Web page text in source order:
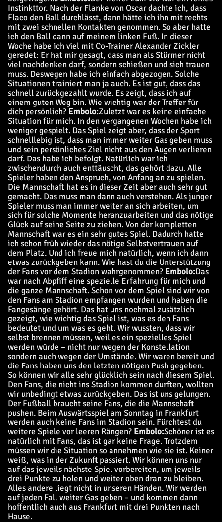
Instinkttor. Nach der Flanke von Oscar dachte ich, dass
Flaco den Ball durchlässt, dann hätte ich ihn mit rechts
mit zwei schnellen Kontakten genommen. So aber hatte
ich den Ball dann auf meinem linken Fuß. In dieser
Woche habe ich viel mit Co-Trainer Alexander Zickler
geredet: Er hat mir gesagt, dass man als Stürmer nicht
viel nachdenken darf, sondern schießen und sich trauen
muss. Deswegen habe ich einfach abgezogen. Solche
Situationen trainiert man ja auch. Es ist gut, dass das
schnell zurückgezahlt wurde. Es zeigt, dass ich auf
einem guten Weg bin.Wie wichtig war der Treffer für
dich persönlich? Embolo:Zuletzt war es keine einfache
Situation für mich. In den vergangenen Wochen habe ich
weniger gespielt. Das Spiel zeigt aber, dass der Sport
schnelllebig ist, dass man immer weiter Gas geben muss
und sein persönliches Ziel nicht aus den Augen verlieren
darf. Das habe ich befolgt. Natürlich war ich
zwischendurch auch enttäuscht, das gehört dazu. Alle
Spieler haben den Anspruch, von Anfang an zu spielen.
Die Mannschaft hat es in dieser Zeit aber auch sehr gut
gemacht. Das muss man dann auch verstehen. Als junger
Spieler muss man immer weiter an sich arbeiten, um
sich für solche Momente heranzuarbeiten und das nötige
Glück auf seine Seite zu ziehen. Von der kompletten
Mannschaft war es ein sehr gutes Spiel. Dadurch hatte
ich schon früh wieder das nötige Selbstvertrauen auf
dem Platz. Und ich freue mich natürlich, wenn ich dann
etwas zurückgeben kann.Wie hast du die Unterstützung
der Fans vor dem Stadion wahrgenommen? Embolo:Das
war nach Abpfiff eine spezielle Erfahrung für mich und
die ganze Mannschaft. Schon vor dem Spiel sind wir von
den Fans am Stadion empfangen wurden und haben die
Fangesänge gehört. Das hat uns nochmal zusätzlich
gezeigt, wie wichtig das Spiel ist, was es den Fans
bedeutet und um was es geht. Wir wussten, dass wir
selbst brennen müssen, weil es ein spezielles Spiel
werden würde – nicht nur wegen der Konstellation
sondern auch wegen der Umstände. Wir waren bereit und
die Fans haben uns den letzten nötigen Push gegeben.
So können wir alle sehr glücklich sein nach diesem Spiel.
Den Fans, die nicht ins Stadion kommen durften, wollten
wir unbedingt etwas zurückgeben. Das ist uns gelungen.
Der Fußball braucht seine Fans, die die Mannschaft
pushen. Beim Auswärtsspiel am Sonntag in Frankfurt
werden auch keine Fans im Stadion sein. Fürchtest du
weitere Spiele vor leeren Rängen? Embolo:Schöner ist es
natürlich mit Fans, das ist gar keine Frage. Trotzdem
müssen wir die Situation so annehmen wie sie ist. Keiner
weiß, was in der Zukunft passiert. Wir können uns nur
auf das jeweils nächste Spiel vorbereiten, um jeweils
drei Punkte zu holen und weiter oben dran zu bleiben.
Alles andere liegt nicht in unseren Händen. Wir werden
auf jeden Fall weiter Gas geben – und kommen dann
hoffentlich auch aus Frankfurt mit drei Punkten nach
Hause.